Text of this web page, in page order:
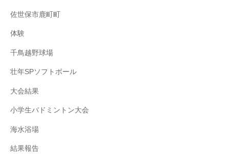
佐世保市鹿町町
体験
千鳥越野球場
壮年SPソフトボール
大会結果
小学生バドミントン大会
海水浴場
結果報告